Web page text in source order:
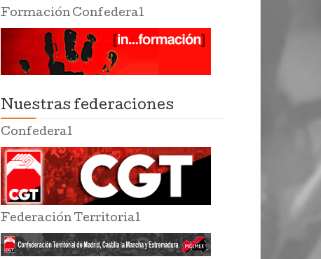
Formación Confederal
Nuestras federaciones
Confederal
Federación Territorial